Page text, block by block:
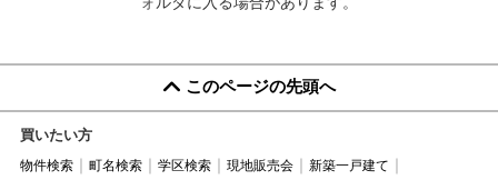
このページの先頭へ
買いたい方
物件検索 町名検索 学区検索 現地販売会
新築一戸建て